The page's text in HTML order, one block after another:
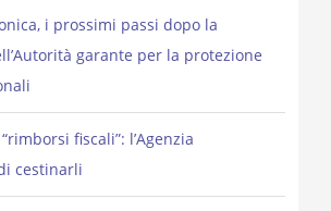
i prossimi passi dopo la
garante per la protezione
fiscali”: l’Agenzia
cestinarli